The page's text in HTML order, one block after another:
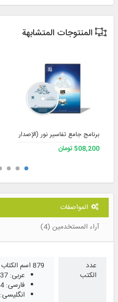
المنتوجات المتشابهة
برنامج جامع تفاسير نور (الإصدار 4)
508,200 تومان
المواصفات
آراء المستخدمين (4)
عدد
الكتب
879 اسم الكتاب
عربی: 537
فارسی: 204
انگلیسی: 2